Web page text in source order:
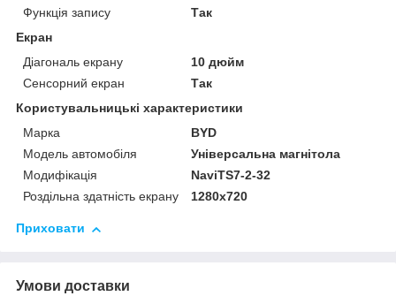
Функція запису
Так
Екран
Діагональ екрану
10 дюйм
Сенсорний екран
Так
Користувальницькі характеристики
Марка
BYD
Модель автомобіля
Універсальна магнітола
Модифікація
NaviTS7-2-32
Роздільна здатність екрану
1280х720
Приховати
Умови доставки